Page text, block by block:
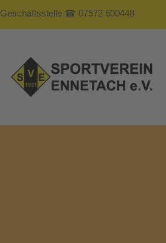
Geschäftsstelle ☎ 07572 600448